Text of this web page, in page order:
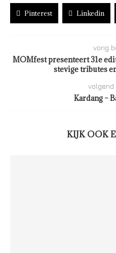
Pinterest Linkedin
vorig
MOMfest presenteert 31e
stevige tributes
volgend
Kardang –
KIJK OOK